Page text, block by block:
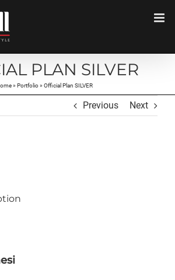
PLAN SILVER
» Portfolio» Official Plan SILVER
Previous Next